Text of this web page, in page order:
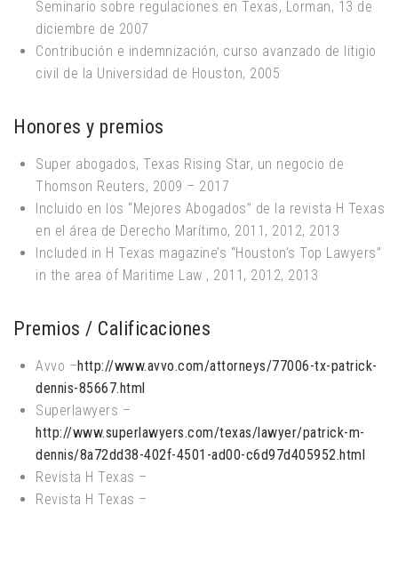
Seminario sobre regulaciones en Texas, Lorman, 13 de
diciembre de 2007
Contribución e indemnización, curso avanzado de litigio
civil de la Universidad de Houston, 2005
Honores y premios
Super abogados, Texas Rising Star, un negocio de
Thomson Reuters, 2009 – 2017
Incluido en los “Mejores Abogados” de la revista H Texas
en el área de Derecho Marítimo, 2011, 2012, 2013
Included in H Texas magazine’s “Houston’s Top Lawyers”
in the area of Maritime Law , 2011, 2012, 2013
Premios / Calificaciones
Avvo –http://www.avvo.com/attorneys/77006-tx-patrick-
dennis-85667.html
Superlawyers –
http://www.superlawyers.com/texas/lawyer/patrick-m-
dennis/8a72dd38-402f-4501-ad00-c6d97d405952.html
Revista H Texas –
Revista H Texas –